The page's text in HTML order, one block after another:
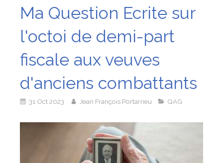
Ma Question Ecrite sur
l'octoi de demi-part
fiscale aux veuves
d'anciens combattants
31 Oct 2023 Jean François Portarrieu QAG